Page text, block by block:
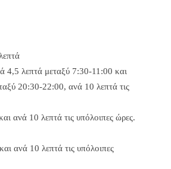
4,5 λεπτά μεταξύ 7:30-11:00 και
20:30-22:00, ανά 10 λεπτά τις
ανά 10 λεπτά τις υπόλοιπες ώρες.
ανά 10 λεπτά τις υπόλοιπες